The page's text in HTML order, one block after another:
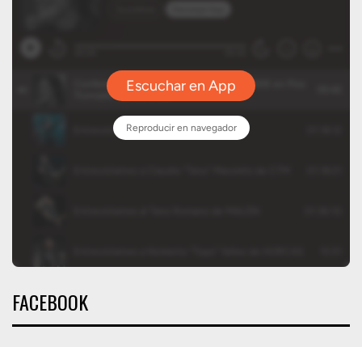
FACEBOOK